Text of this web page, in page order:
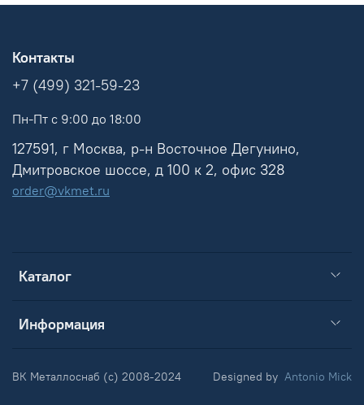
Каталог
Информация
Контакты
+7 (499) 321-59-23
Пн-Пт с 9:00 до 18:00
127591, г Москва, р-н Восточное Дегунино,
Дмитровское шоссе, д 100 к 2, офис 328
order@vkmet.ru
ВК Металлоснаб (c) 2008-2024 Designed by Antonio Mick